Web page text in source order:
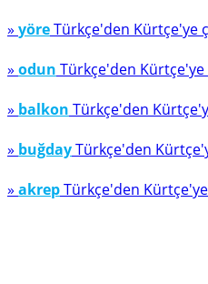
» yöreTürkçe'den Kürtçe'ye
» odun Türkçe'den
» balkon Türkçe'den
» buğdayTürkçe'den
» akrepTürkçe'den